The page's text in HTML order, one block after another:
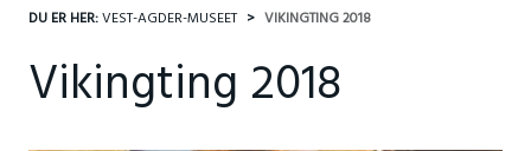
DU ER HER:VEST-AGDER-MUSEET VIKINGTING 2018
Vikingting 2018